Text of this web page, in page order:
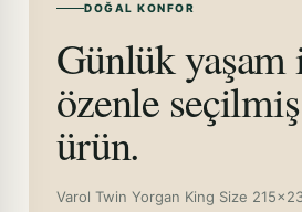
DOĞAL KONFOR
Günlük yaşam
özenle
ürün.
Varol Twin Yorgan King Size